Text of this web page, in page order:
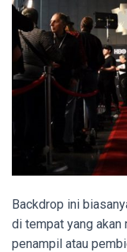
Backdrop ini
di tempat yang akan
penampil atau